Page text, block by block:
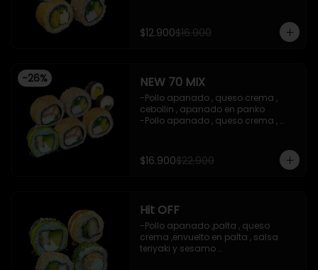
apanado en panko .
-Kanikama , palta , cebollin ,
imagen referencial
-Precio valido con efectivo , y red
compra
$12.900$16.900
-26% NEW 70 MIX
-Pollo apanado , queso crema ,
cebollin , apanado en panko
-Pollo apanado , queso crema ,
envuelto en sesamo
-Pollo apanado , palta , envuelto en
-Palta , cebollin , envuelto en nori
(hosomaki)
-Queso crema , cebollin , envuelto
en nori (hosomaki)
-INCLUYE 2 salsas de soya ,2 salsas
$16.900$22.900
Hit OFF
-Pollo apanado ,palta , queso
crema ,envuelto en palta , salsa
teriyaki y sesamo